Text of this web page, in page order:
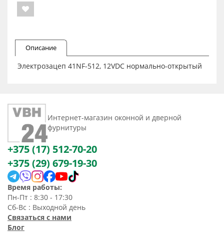
Описание
Электрозацеп 41NF-512, 12VDC нормально-открытый
Интернет-магазин оконной и дверной
фурнитуры
+375 (17) 512-70-20
+375 (29) 679-19-30
Время работы:
Пн-Пт : 8:30 - 17:30
Сб-Вс : Выходной день
Связаться с нами
Блог